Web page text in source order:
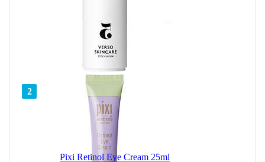
2
Pixi Retinol Eye Cream 25ml